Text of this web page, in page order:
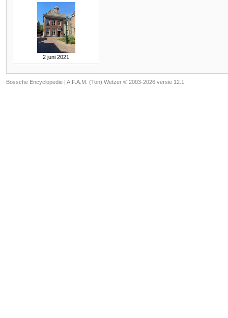
2 juni 2021
Bossche Encyclopedie | A.F.A.M. (Ton) Wetzer © 2003-2026 versie 12.1